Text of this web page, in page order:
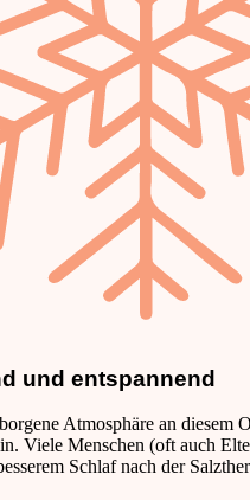
und entspannend
Atmosphäre an diesem
Viele Menschen (oft auch
Schlaf nach der